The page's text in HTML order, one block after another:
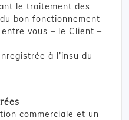
le traitement des
bon fonctionnement
vous – le Client –
à l’insu du
commerciale et un